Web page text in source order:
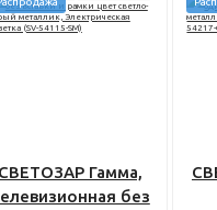
СВЕТОЗАР Гамма,
без